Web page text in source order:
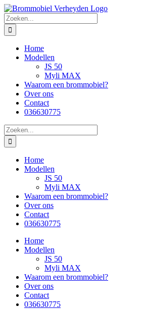
Skip
to
content
Zoeken
naar:
Home
Modellen
JS 50
Myli MAX
Waarom een brommobiel?
Over ons
Contact
036630775
Zoeken
naar:
Home
Modellen
JS 50
Myli MAX
Waarom een brommobiel?
Over ons
Contact
036630775
Home
Modellen
JS 50
Myli MAX
Waarom een brommobiel?
Over ons
Contact
036630775